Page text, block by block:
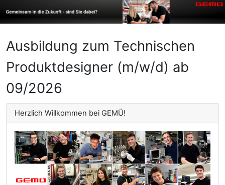
Ausbildung zum Technischen
Produktdesigner (m/w/d) ab
09/2026
Herzlich Willkommen bei GEMÜ!